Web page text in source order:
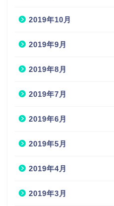
2019年10月
2019年9月
2019年8月
2019年7月
2019年6月
2019年5月
2019年4月
2019年3月